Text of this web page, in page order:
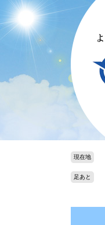
ー
ジ
ニ
ュ
現在地
足あと